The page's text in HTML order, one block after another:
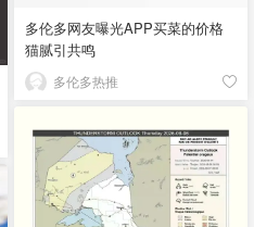
多伦多网友曝光APP买菜的价格
猫腻引共鸣
多伦多热推